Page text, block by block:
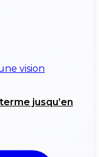
vision
jusqu’en